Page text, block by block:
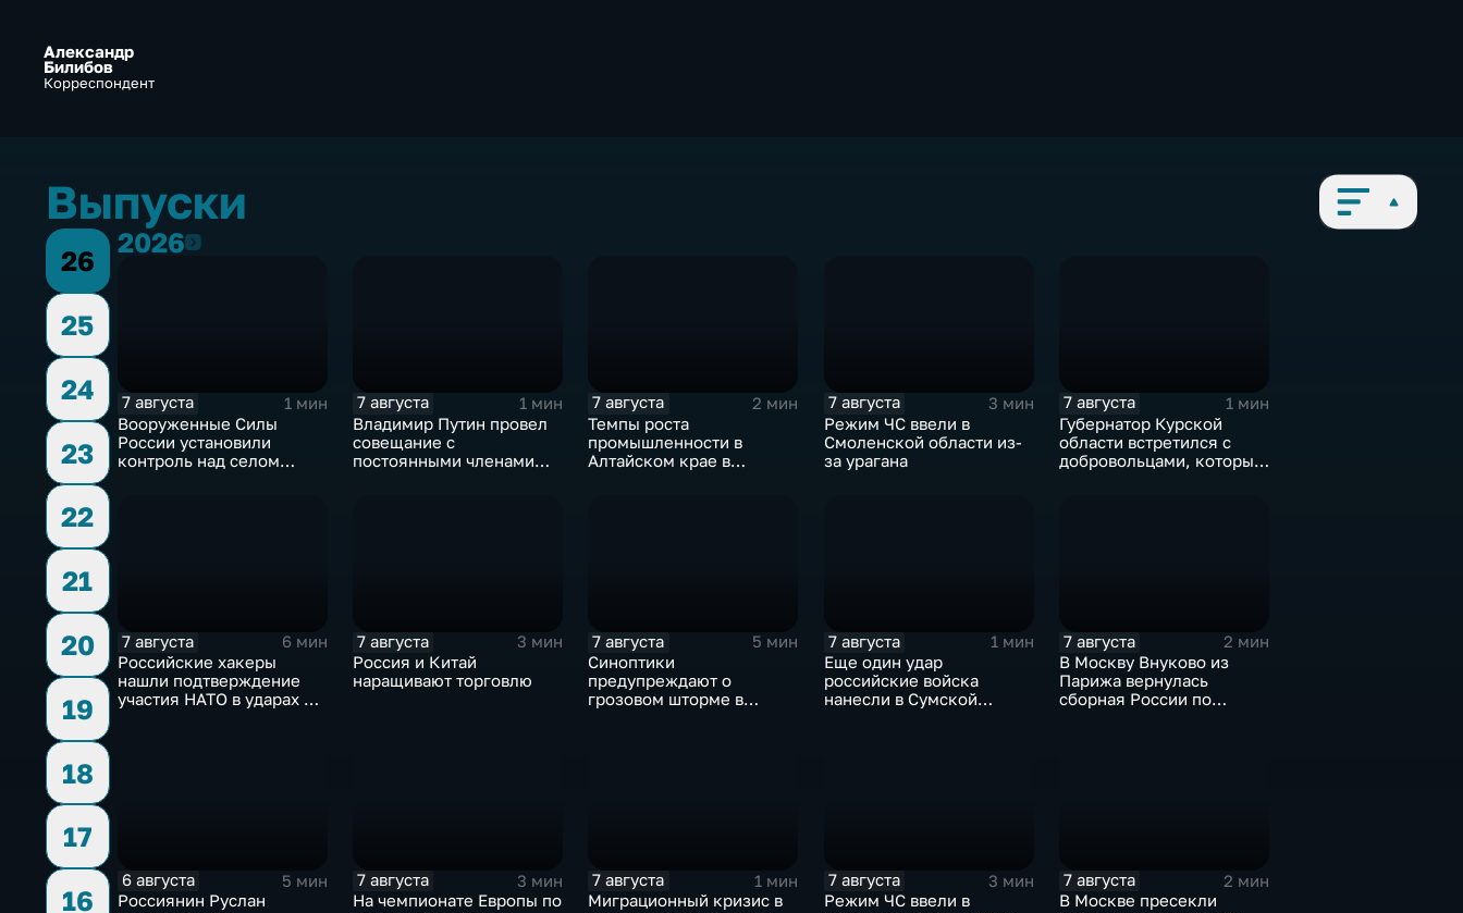
Александр
Билибов
Корреспондент
Выпуски
26
25
24
23
22
21
20
19
18
17
16
20262026
7 августа
1 мин
Вооруженные Силы
России установили
контроль над селом
7 августа
1 мин
Владимир Путин провел
совещание с
постоянными членами
7 августа
2 мин
Темпы роста
промышленности в
Алтайском крае в
7 августа
3 мин
Режим ЧС ввели в
Смоленской области из-
за урагана
7 августа
1 мин
Губернатор Курской
области встретился с
добровольцами, которые
7 августа
6 мин
Российские хакеры
нашли подтверждение
участия НАТО в ударах по
7 августа
3 мин
Россия и Китай
наращивают торговлю
7 августа
5 мин
Синоптики
предупреждают о
грозовом шторме в
7 августа
1 мин
Еще один удар
российские войска
нанесли в Сумской
7 августа
2 мин
В Москву Внуково из
Парижа вернулась
сборная России по
6 августа
5 мин
Россиянин Руслан
7 августа
3 мин
На чемпионате Европы по
7 августа
1 мин
Миграционный кризис в
7 августа
3 мин
Режим ЧС ввели в
7 августа
2 мин
В Москве пресекли